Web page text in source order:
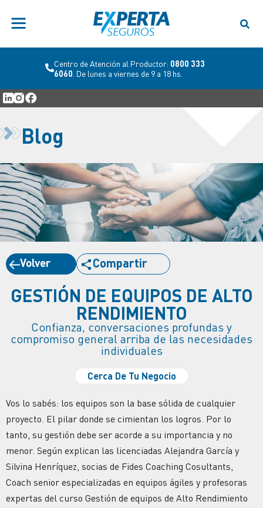
Centro de Atención al Productor: 0800 333
6060 . De lunes a viernes de 9 a 18 hs.
Blog
Volver Compartir
GESTIÓN DE EQUIPOS DE ALTO
RENDIMIENTO
Confianza, conversaciones profundas y
compromiso general arriba de las necesidades
individuales
Cerca De Tu Negocio
Vos lo sabés: los equipos son la base sólida de cualquier
proyecto. El pilar donde se cimientan los logros. Por lo
tanto, su gestión debe ser acorde a su importancia y no
menor. Según explican las licenciadas Alejandra García y
Silvina Henríquez, socias de Fides Coaching Cosultants,
Coach senior especializadas en equipos ágiles y profesoras
expertas del curso Gestión de equipos de Alto Rendimiento